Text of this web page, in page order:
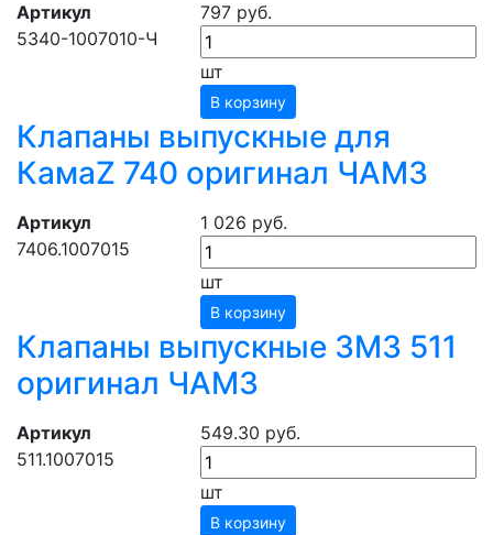
Артикул
5340-1007010-Ч
797 руб.
шт
В корзину
Клапаны выпускные для
КамаZ 740 оригинал ЧАМЗ
Артикул
7406.1007015
1 026 руб.
шт
В корзину
Клапаны выпускные ЗМЗ 511
оригинал ЧАМЗ
Артикул
511.1007015
549.30 руб.
шт
В корзину